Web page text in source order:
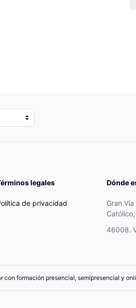
legales
de privacidad
Dónde
Gran
46008.
con formación presencial, semipresencial y